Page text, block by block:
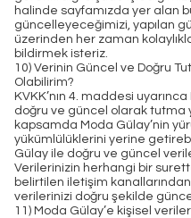
halinde sayfamızda yer alan
güncelleyeceğimizi, yapılan
üzerinden her zaman
bildirmek isteriz.
10) Verinin Güncel ve Doğru
Olabilirim?
KVKK’nın 4. maddesi
doğru ve güncel olarak tutma
kapsamda Moda Gülay’nin
yükümlülüklerini yerine
Gülay ile doğru ve güncel
Verilerinizin herhangi bir
belirtilen iletişim
verilerinizi doğru şekilde
11) Moda Gülay’e kişisel